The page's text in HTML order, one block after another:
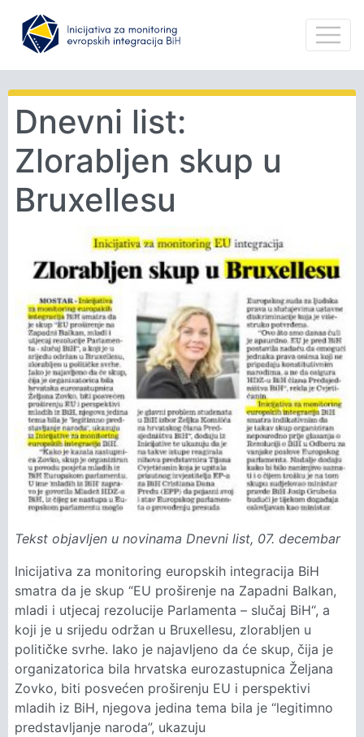
Dnevni list:
Zlorabljen skup u
Bruxellesu
Tekst objavljen u novinama Dnevni list, 07. decembar
Inicijativa za monitoring europskih integracija BiH
smatra da je skup “EU proširenje na Zapadni Balkan,
mladi i utjecaj rezolucije Parlamenta – slučaj BiH“, a
koji je u srijedu održan u Bruxellesu, zlorabljen u
političke svrhe. Iako je najavljeno da će skup, čija je
organizatorica bila hrvatska eurozastupnica Željana
Zovko, biti posvećen proširenju EU i perspektivi
mladih iz BiH, njegova jedina tema bila je “legitimno
predstavljanje naroda”, ukazuju